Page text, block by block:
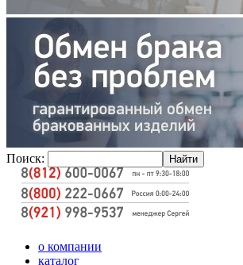
Поиск:
о компании
каталог